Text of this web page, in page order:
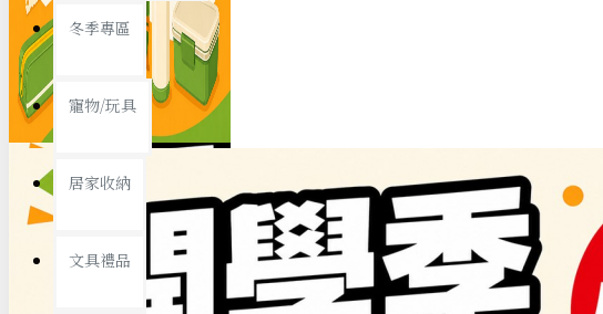
春節/新年
冬季專區
寵物/玩具
居家收納
文具禮品